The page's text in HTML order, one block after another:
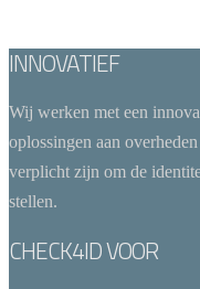
INNOVATIEF
Wij werken met een
oplossingen aan
verplicht zijn om de
stellen.
CHECK4ID VOOR